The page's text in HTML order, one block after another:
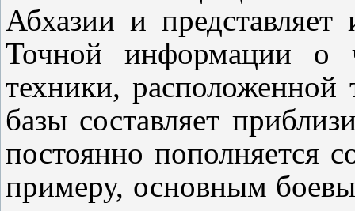
Абхазии и представляет
Точной информации о
техники,
базы составляет
постоянно пополняется
примеру, основным